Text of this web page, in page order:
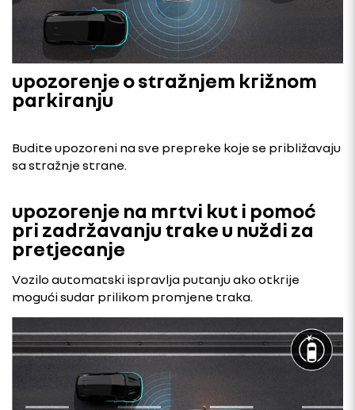
upozorenje o stražnjem križnom
parkiranju
Budite upozoreni na sve prepreke koje se približavaju
sa stražnje strane.
upozorenje na mrtvi kut i pomoć
pri zadržavanju trake u nuždi za
pretjecanje
Vozilo automatski ispravlja putanju ako otkrije
mogući sudar prilikom promjene traka.